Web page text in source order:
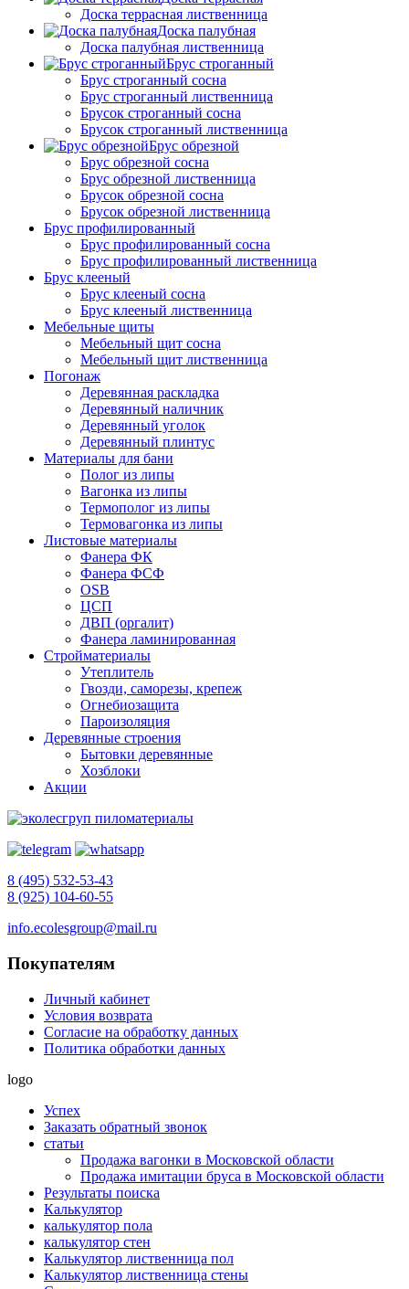
Доска террасная лиственница
Доска палубная
Доска палубная лиственница
Брус строганный
Брус строганный сосна
Брус строганный лиственница
Брусок строганный сосна
Брусок строганный лиственница
Брус обрезной
Брус обрезной сосна
Брус обрезной лиственница
Брусок обрезной сосна
Брусок обрезной лиственница
Брус профилированный
Брус профилированный сосна
Брус профилированный лиственница
Брус клееный
Брус клееный сосна
Брус клееный лиственница
Мебельные щиты
Мебельный щит сосна
Мебельный щит лиственница
Погонаж
Деревянная раскладка
Деревянный наличник
Деревянный уголок
Деревянный плинтус
Материалы для бани
Полог из липы
Вагонка из липы
Термополог из липы
Термовагонка из липы
Листовые материалы
Фанера ФК
Фанера ФСФ
OSB
ЦСП
ДВП (оргалит)
Фанера ламинированная
Стройматериалы
Утеплитель
Гвозди, саморезы, крепеж
Огнебиозащита
Пароизоляция
Деревянные строения
Бытовки деревянные
Хозблоки
Акции
8 (495) 532-53-43
8 (925) 104-60-55
info.ecolesgroup@mail.ru
Покупателям
Личный кабинет
Условия возврата
Согласие на обработку данных
Политика обработки данных
logo
Успех
Заказать обратный звонок
статьи
Продажа вагонки в Московской области
Продажа имитации бруса в Московской области
Результаты поиска
Калькулятор
калькулятор пола
калькулятор стен
Калькулятор лиственница пол
Калькулятор лиственница стены